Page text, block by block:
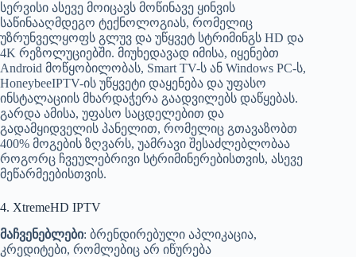
სერვისი ასევე მოიცავს მოწინავე ყინვის
საწინააღმდეგო ტექნოლოგიას, რომელიც
უზრუნველყოფს გლუვ და უწყვეტ სტრიმინგს HD და
4K რეზოლუციებში. მიუხედავად იმისა, იყენებთ
Android მოწყობილობას, Smart TV-ს ან Windows PC-ს,
HoneybeeIPTV-ის უწყვეტი დაყენება და უფასო
ინსტალაციის მხარდაჭერა გაადვილებს დაწყებას.
გარდა ამისა, უფასო საცდელებით და
გადამყიდველის პანელით, რომელიც გთავაზობთ
400% მოგების ზღვარს, უამრავი შესაძლებლობაა
როგორც ჩვეულებრივი სტრიმინერებისთვის, ასევე
მეწარმეებისთვის.
4. XtremeHD IPTV
მაჩვენებლები: ბრენდირებული აპლიკაცია,
კრედიტები, რომლებიც არ იწურება